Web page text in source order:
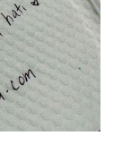
aku akan
yang abg
pulak.. tapi
ajer rebeh